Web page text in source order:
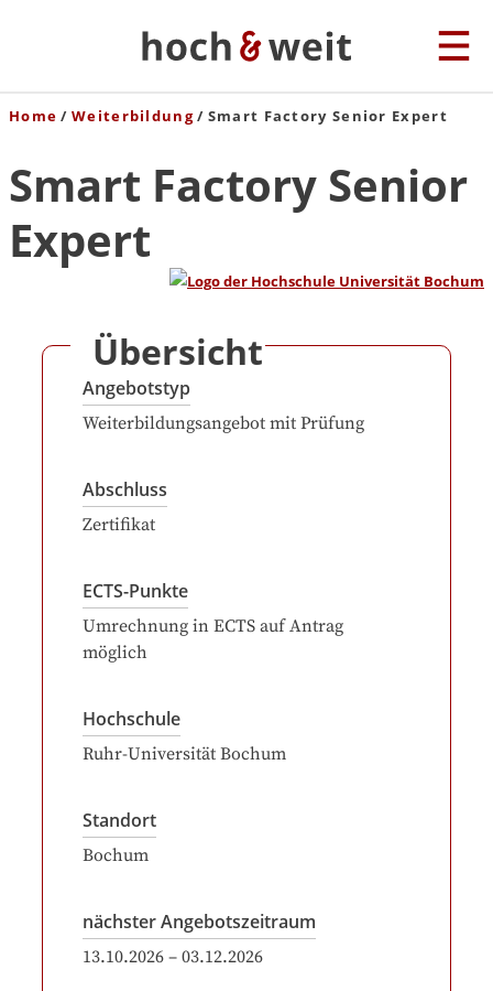
Home Weiterbildung Smart Factory Senior Expert
Smart Factory Senior
Expert
Übersicht
Angebotstyp
Weiterbildungsangebot mit Prüfung
Abschluss
Zertifikat
ECTS-Punkte
Umrechnung in ECTS auf Antrag
möglich
Hochschule
Ruhr-Universität Bochum
Standort
Bochum
nächster Angebotszeitraum
13.10.2026 – 03.12.2026